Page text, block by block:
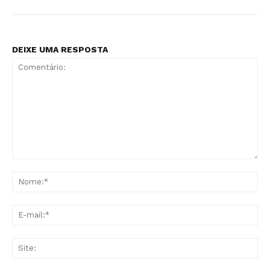
DEIXE UMA RESPOSTA